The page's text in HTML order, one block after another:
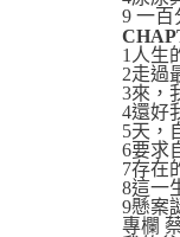
9 一
1人生
2走過
3來，
4還好
5天，
6要求
7存在
8這一
9懸案
專欄